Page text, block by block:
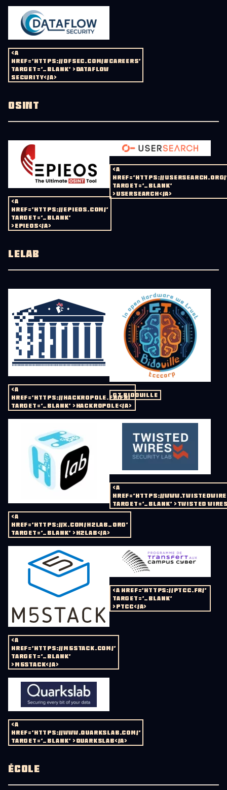
<A
HREF='HTTPS://DFSEC.COM/#CAREERS'
TARGET='_BLANK' >DATAFLOW
SECURITY</A>
OSINT
<A
HREF='HTTPS://EPIEOS.COM/'
TARGET='_BLANK'
>EPIEOS</A>
<A
HREF='HTTPS://
TARGET='_BLANK'
>USERSEARCH</A>
LELAB
<A
HREF='HTTPS://HACKROPOLE.FR/FR/'
TARGET='_BLANK' >HACKROPOLE</A>
GT BIDOUILLE
<A
HREF='HTTPS://X.COM/H2LAB_ORG'
TARGET='_BLANK' >H2LAB</A>
<A
HREF='HTTPS://
TARGET='_BLANK' >TWISTED
<A
HREF='HTTPS://M5STACK.COM/'
TARGET='_BLANK'
>M5STACK</A>
<A HREF='HTTPS://PTCC.FR/'
TARGET='_BLANK'
>PTCC</A>
<A
HREF='HTTPS://WWW.QUARKSLAB.COM/'
TARGET='_BLANK' >QUARKSLAB</A>
ÉCOLE